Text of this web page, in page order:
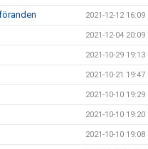
2021-12-12 16:09
2021-12-04 20:09
2021-10-29 19:13
2021-10-21 19:47
2021-10-10 19:29
2021-10-10 19:20
2021-10-10 19:08